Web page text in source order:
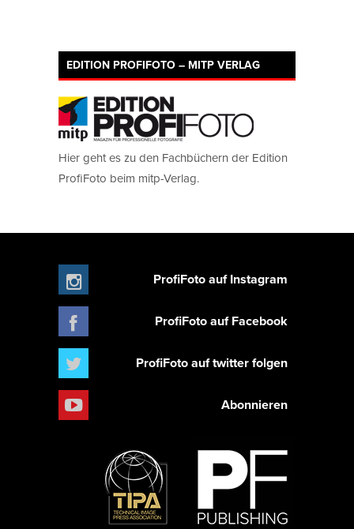
EDITION PROFIFOTO – MITP VERLAG
Hier geht es zu den Fachbüchern der Edition
ProfiFoto beim mitp-Verlag.
ProfiFoto auf Instagram
ProfiFoto auf Facebook
ProfiFoto auf twitter folgen
Abonnieren